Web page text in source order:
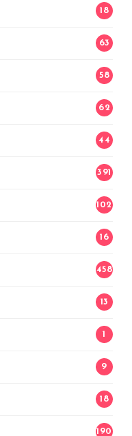
18
63
58
62
44
391
102
16
458
13
1
9
18
190